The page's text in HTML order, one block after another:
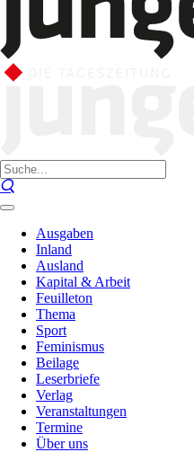
Ausgaben
Inland
Ausland
Kapital & Arbeit
Feuilleton
Thema
Sport
Feminismus
Beilage
Leserbriefe
Verlag
Veranstaltungen
Termine
Über uns